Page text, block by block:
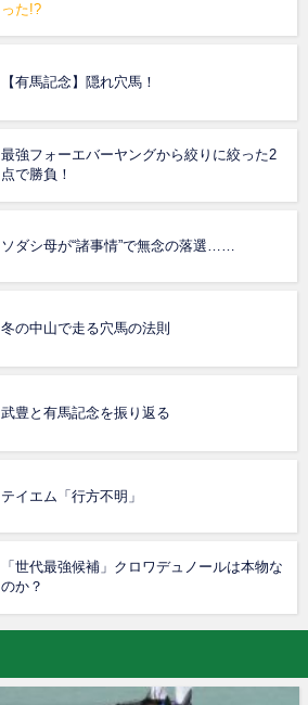
った!?
【有馬記念】隠れ穴馬！
最強フォーエバーヤングから絞りに絞った2
点で勝負！
ソダシ母が“諸事情”で無念の落選……
冬の中山で走る穴馬の法則
武豊と有馬記念を振り返る
テイエム「行方不明」
「世代最強候補」クロワデュノールは本物な
のか？